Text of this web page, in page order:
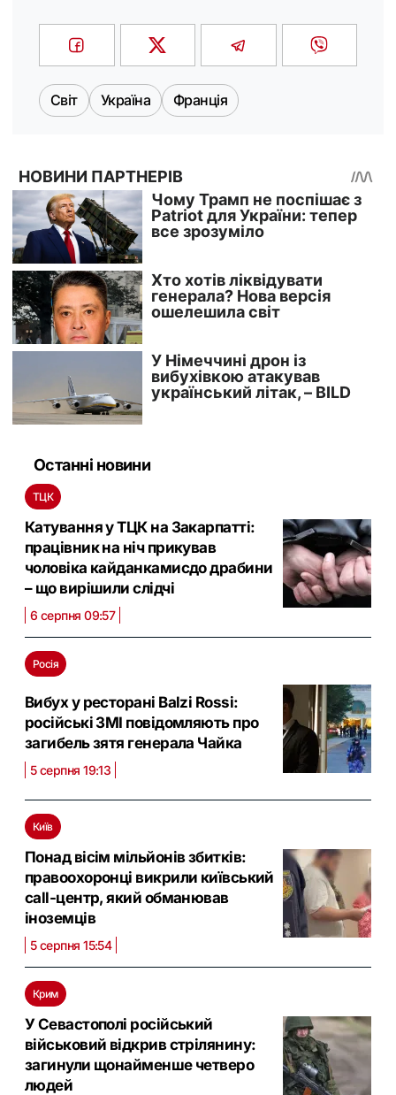
Світ Україна Франція
Останні новини
ТЦК
Катування у ТЦК на Закарпатті:
працівник на ніч прикував
чоловіка кайданкамисдо драбини
– що вирішили слідчі
6 серпня 09:57
Росія
Вибух у ресторані Balzi Rossi:
російські ЗМІ повідомляють про
загибель зятя генерала Чайка
5 серпня 19:13
Київ
Понад вісім мільйонів збитків:
правоохоронці викрили київський
call-центр, який обманював
іноземців
5 серпня 15:54
Крим
У Севастополі російський
військовий відкрив стрілянину:
загинули щонайменше четверо
людей